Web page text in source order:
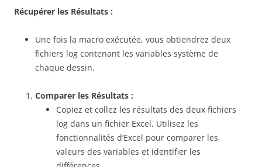
Récupérer les Résultats :
Une fois la macro exécutée, vous obtiendrez deux
fichiers log contenant les variables système de
chaque dessin.
Comparer les Résultats :
Copiez et collez les résultats des deux fichiers
log dans un fichier Excel. Utilisez les
fonctionnalités d’Excel pour comparer les
valeurs des variables et identifier les